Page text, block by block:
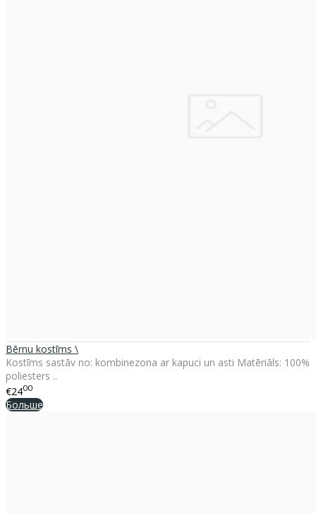
Bērnu kostīms \
Kostīms sastāv no: kombinezona ar kapuci un asti Matēriāls: 100%
poliesters ..
€2400
Больше